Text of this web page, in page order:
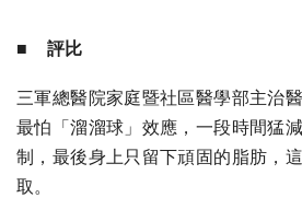
■ 評比
三軍總醫院家庭暨社區醫學部主治
最怕「溜溜球」效應，一段時間猛
制，最後身上只留下頑固的脂肪，
取。